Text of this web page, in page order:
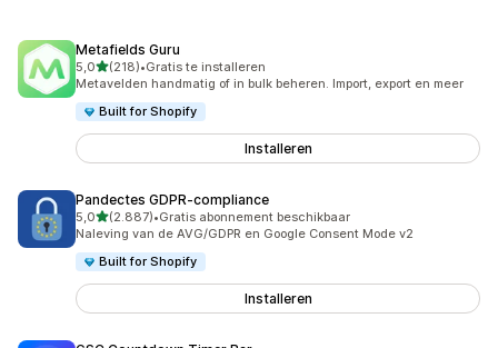
Metafields Guru
5,0van 5 sterren
(218)
218 recensies in totaal
•Gratis te installeren
Metavelden handmatig of in bulk beheren. Import, export en meer
Built for Shopify
Installeren
Pandectes GDPR‑compliance
5,0van 5 sterren
(2.887)
2887 recensies in totaal
•Gratis abonnement beschikbaar
Naleving van de AVG/GDPR en Google Consent Mode v2
Built for Shopify
Installeren